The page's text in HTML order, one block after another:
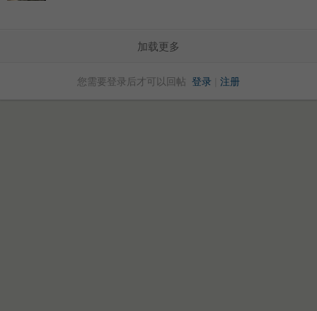
加载更多
您需要登录后才可以回帖 登录 注册